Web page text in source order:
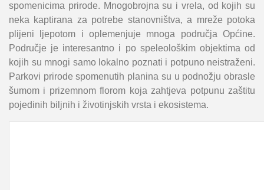
spomenicima prirode. Mnogobrojna su i vrela, od kojih su
neka kaptirana za potrebe stanovništva, a mreže potoka
plijeni ljepotom i oplemenjuje mnoga područja Općine.
Područje je interesantno i po speleološkim objektima od
kojih su mnogi samo lokalno poznati i potpuno neistraženi.
Parkovi prirode spomenutih planina su u podnožju obrasle
šumom i prizemnom florom koja zahtjeva potpunu zaštitu
pojedinih biljnih i životinjskih vrsta i ekosistema.